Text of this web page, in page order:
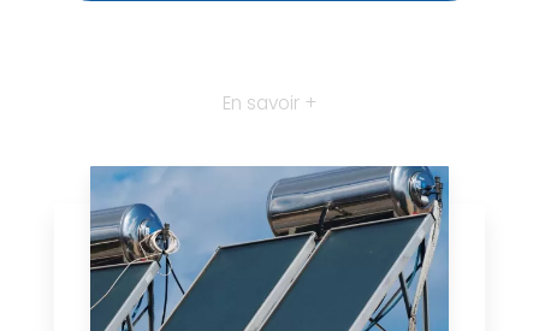
En savoir +